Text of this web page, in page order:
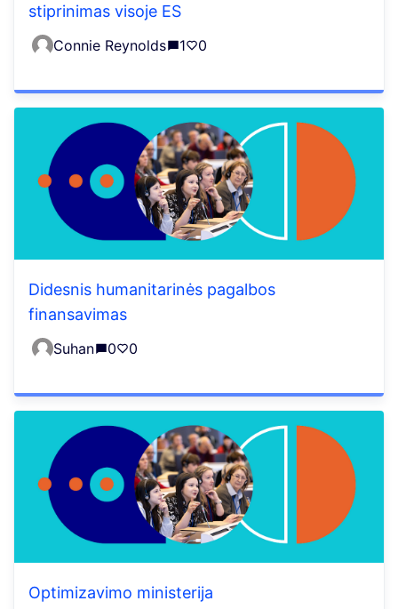
stiprinimas visoje ES
Connie Reynolds 1 0
Didesnis humanitarinės pagalbos
finansavimas
Suhan 0 0
Optimizavimo ministerija